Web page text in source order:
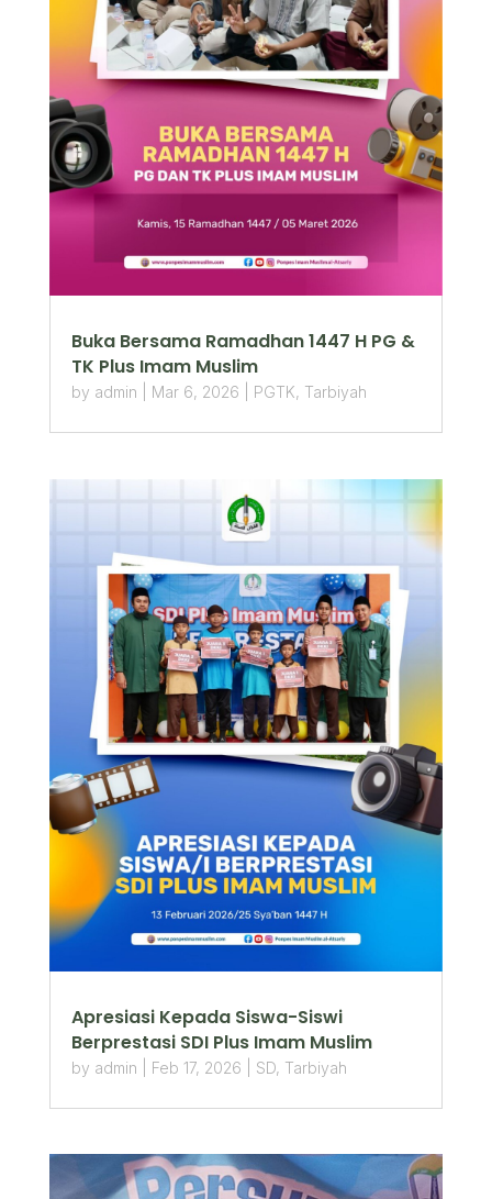
Buka Bersama Ramadhan 1447 H PG &
TK Plus Imam Muslim
by admin Mar 6, 2026 PGTK, Tarbiyah
Apresiasi Kepada Siswa-Siswi
Berprestasi SDI Plus Imam Muslim
by admin Feb 17, 2026 SD, Tarbiyah